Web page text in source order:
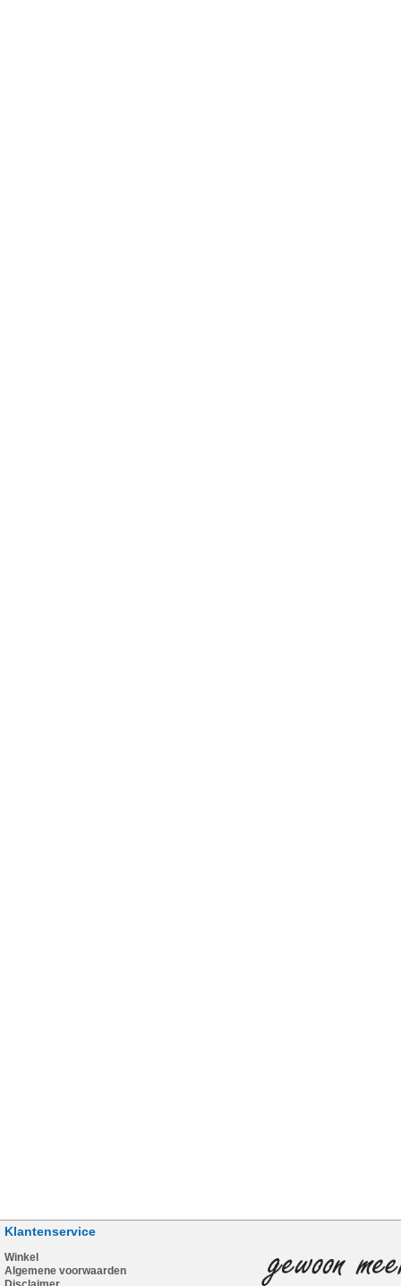
Klantenservice
Winkel
Algemene voorwaarden